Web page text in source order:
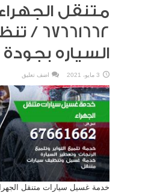
متنقل
السياره بجودة
3 مايو، 2021 اضف تعليق
خدمة غسيل سيارات متنقل